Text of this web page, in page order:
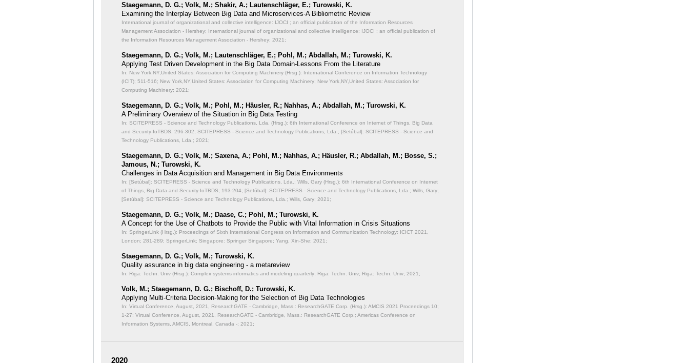
Staegemann, D. G.; Volk, M.; Shakir, A.; Lautenschläger, E.; Turowski, K.
Examining the Interplay Between Big Data and Microservices-A Bibliometric Review
International journal of organizational and collective intelligence: IJOCI ; an official publication of the Information Resources
Management Association - Hershey; International journal of organizational and collective intelligence: IJOCI ; an official publication of
the Information Resources Management Association - Hershey; 2021;
Staegemann, D. G.; Volk, M.; Lautenschläger, E.; Pohl, M.; Abdallah, M.; Turowski, K.
Applying Test Driven Development in the Big Data Domain-Lessons From the Literature
In: New York,NY,United States: Association for Computing Machinery (Hrsg.): International Conference on Information Technology
(ICIT); 511-516; New York,NY,United States: Association for Computing Machinery; New York,NY,United States: Association for
Computing Machinery; 2021;
Staegemann, D. G.; Volk, M.; Pohl, M.; Häusler, R.; Nahhas, A.; Abdallah, M.; Turowski, K.
A Preliminary Overwiew of the Situation in Big Data Testing
In: SCITEPRESS - Science and Technology Publications, Lda. (Hrsg.): 6th International Conference on Internet of Things, Big Data
and Security-IoTBDS; 296-302; SCITEPRESS - Science and Technology Publications, Lda.; [Setúbal]: SCITEPRESS - Science and
Technology Publications, Lda.; 2021;
Staegemann, D. G.; Volk, M.; Saxena, A.; Pohl, M.; Nahhas, A.; Häusler, R.; Abdallah, M.; Bosse, S.;
Jamous, N.; Turowski, K.
Challenges in Data Acquisition and Management in Big Data Environments
In: [Setúbal]: SCITEPRESS - Science and Technology Publications, Lda.; Wills, Gary (Hrsg.): 6th International Conference on Internet
of Things, Big Data and Security-IoTBDS; 193-204; [Setúbal]: SCITEPRESS - Science and Technology Publications, Lda.; Wills, Gary;
[Setúbal]: SCITEPRESS - Science and Technology Publications, Lda.; Wills, Gary; 2021;
Staegemann, D. G.; Volk, M.; Daase, C.; Pohl, M.; Turowski, K.
A Concept for the Use of Chatbots to Provide the Public with Vital Information in Crisis Situations
In: SpringerLink (Hrsg.): Proceedings of Sixth International Congress on Information and Communication Technology: ICICT 2021,
London; 281-289; SpringerLink; Singapore: Springer Singapore; Yang, Xin-She; 2021;
Staegemann, D. G.; Volk, M.; Turowski, K.
Quality assurance in big data engineering - a metareview
In: Riga: Techn. Univ (Hrsg.): Complex systems informatics and modeling quarterly; Riga: Techn. Univ; Riga: Techn. Univ; 2021;
Volk, M.; Staegemann, D. G.; Bischoff, D.; Turowski, K.
Applying Multi-Criteria Decision-Making for the Selection of Big Data Technologies
In: Virtual Conference, August, 2021, ResearchGATE - Cambridge, Mass.: ResearchGATE Corp. (Hrsg.): AMCIS 2021 Proceedings 10;
1-27; Virtual Conference, August, 2021, ResearchGATE - Cambridge, Mass.: ResearchGATE Corp.; Americas Conference on
Information Systems, AMCIS, Montreal, Canada -; 2021;
2020